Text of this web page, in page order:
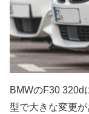
BMWのF30 320d
型で大きな変更が